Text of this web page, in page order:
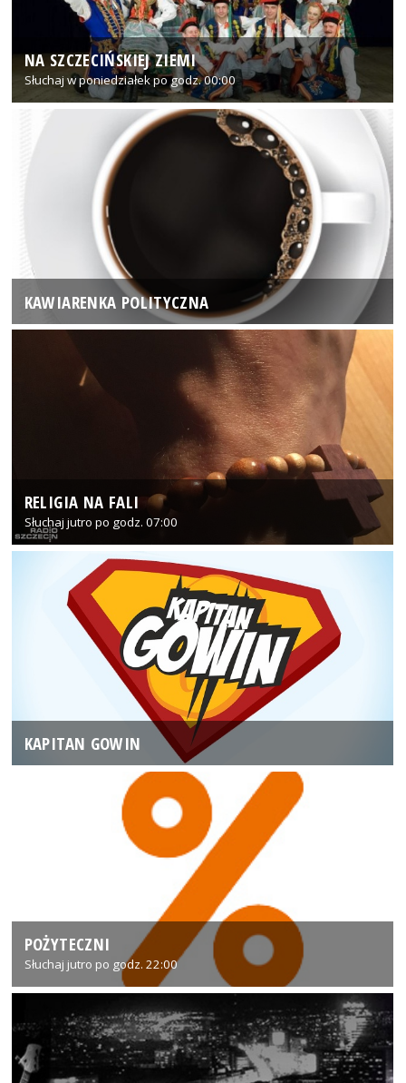
NA SZCZECIŃSKIEJ ZIEMI
Słuchaj w poniedziałek po godz. 00:00
KAWIARENKA POLITYCZNA
RELIGIA NA FALI
Słuchaj jutro po godz. 07:00
KAPITAN GOWIN
POŻYTECZNI
Słuchaj jutro po godz. 22:00